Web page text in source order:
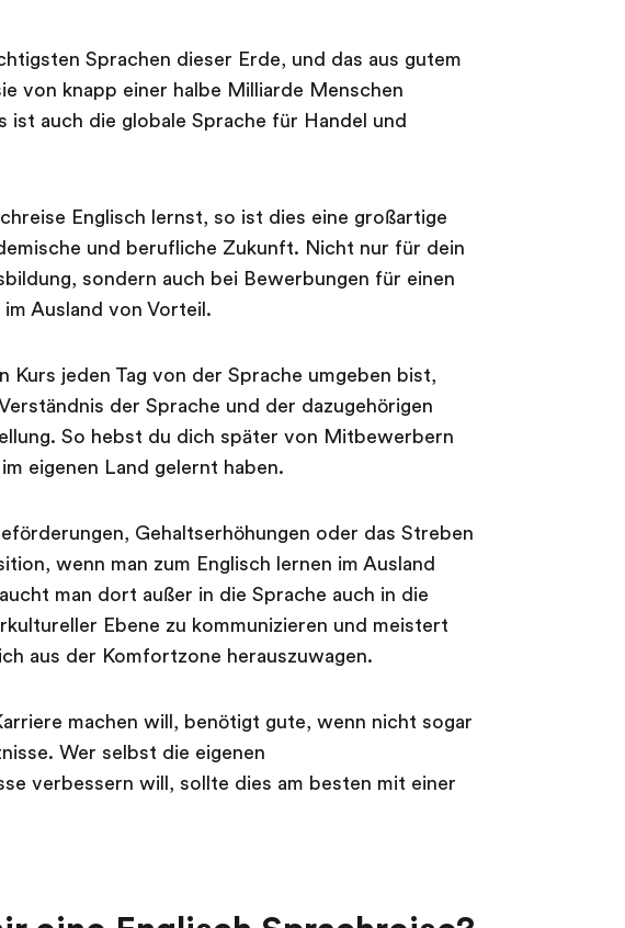
Sprachen dieser Erde, und das aus gutem
von knapp einer halbe Milliarde Menschen
ist auch die globale Sprache für Handel und
Englisch lernst, so ist dies eine großartige
und berufliche Zukunft. Nicht nur für dein
sondern auch bei Bewerbungen für einen
Ausland von Vorteil.
Kurs jeden Tag von der Sprache umgeben bist,
der Sprache und der dazugehörigen
So hebst du dich später von Mitbewerbern
eigenen Land gelernt haben.
Gehaltserhöhungen oder das Streben
wenn man zum Englisch lernen im Ausland
man dort außer in die Sprache auch in die
Ebene zu kommunizieren und meistert
aus der Komfortzone herauszuwagen.
machen will, benötigt gute, wenn nicht sogar
Wer selbst die eigenen
verbessern will, sollte dies am besten mit einer